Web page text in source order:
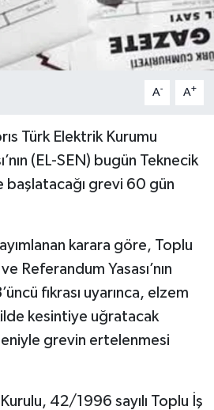
A- A+
Türk Elektrik Kurumu
(EL-SEN) bugün Teknecik
başlatacağı grevi 60 gün
karara göre, Toplu
Referandum Yasası’nın
fıkrası uyarınca, elzem
kesintiye uğratacak
grevin ertelenmesi
42/1996 sayılı Toplu İş